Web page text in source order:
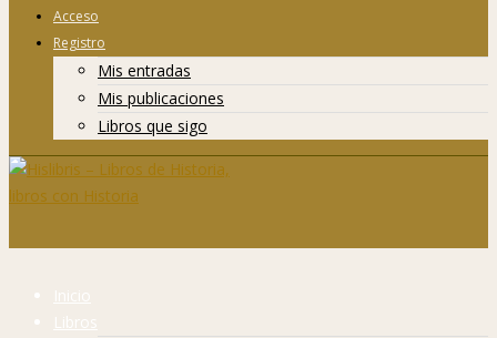
Acceso
Registro
Mis entradas
Mis publicaciones
Libros que sigo
Inicio
Libros